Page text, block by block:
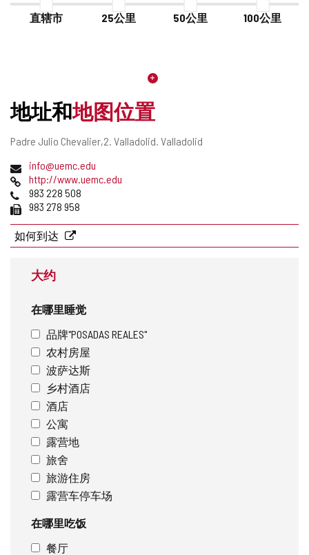
直辖市 25公里 50公里 100公里
地址和地图位置
邮
地
址
Padre Julio Chevalier,2. Valladolid. Valladolid
电
子
邮
件
地
址
info@uemc.edu
网
页
http://www.uemc.edu
电
话
983 228 508
传
真
983 278 958
如何到达
大约
在哪里睡觉
品牌"POSADAS REALES"
农村房屋
波萨达斯
乡村酒店
酒店
公寓
露营地
旅舍
旅游住房
露营车停车场
在哪里吃饭
餐厅